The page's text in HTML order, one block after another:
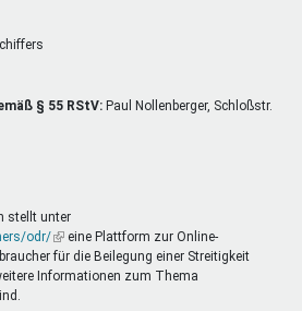
Mail)
§ 55 RStV: Paul Nollenberger, Schloßstr.
stellt unter
odr/(Link
ist
extern)
eine Plattform zur Online-
für die Beilegung einer Streitigkeit
Informationen zum Thema